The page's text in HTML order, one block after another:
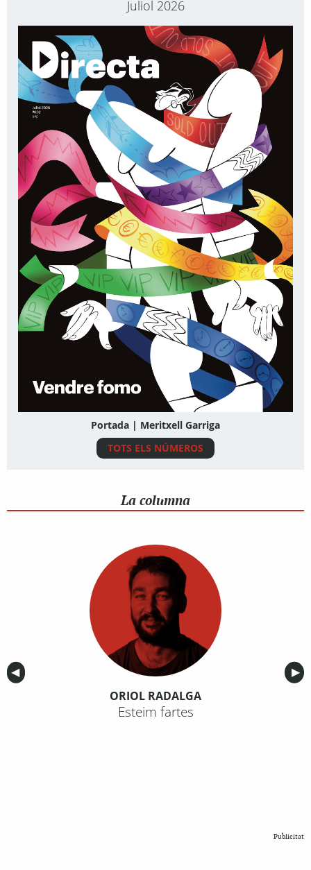
Juliol 2026
Portada | Meritxell Garriga
TOTS ELS NÚMEROS
La columna
Anterior
◀︎ ▶︎
ORIOL RADALGA
Esteim fartes
Publicitat